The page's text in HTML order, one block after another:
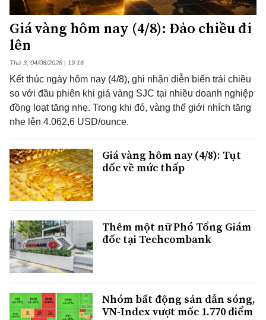
Giá vàng hôm nay (4/8): Đảo chiều đi
lên
Thứ 3, 04/08/2026 | 19:16
Kết thúc ngày hôm nay (4/8), ghi nhận diễn biến trái chiều
so với đầu phiên khi giá vàng SJC tại nhiều doanh nghiệp
đồng loạt tăng nhẹ. Trong khi đó, vàng thế giới nhích tăng
nhẹ lên 4.062,6 USD/ounce.
Giá vàng hôm nay (4/8): Tụt
dốc về mức thấp
Thêm một nữ Phó Tổng Giám
đốc tại Techcombank
Nhóm bất động sản dẫn sóng,
VN-Index vượt mốc 1.770 điểm